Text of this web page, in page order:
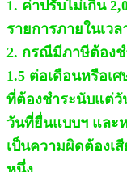
1. ค่าปรับไม่เกิน
รายการภายในเว
2. กรณีมีภาษีต้องช
1.5 ต่อเดือนหรือเ
ที่ต้องชำระนับแต่วั
วันที่ยื่นแบบฯ และห
เป็นความผิดต้องเ